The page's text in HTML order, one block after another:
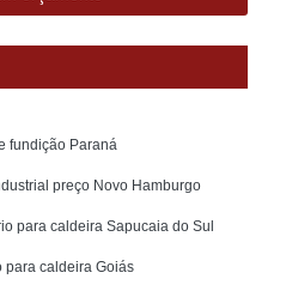
fundição Paraná
preço Novo Hamburgo
para caldeira Sapucaia do Sul
para caldeira Goiás